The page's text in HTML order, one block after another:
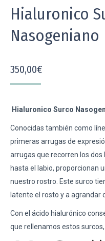
Hialuronico
Nasogeniano
350,00€
Hialuronico Surco
Conocidas también como
primeras arrugas de
arrugas que recorren los
hasta el labio, proporcionan
nuestro rostro. Este surco
latente el rosto y a agrandar
Con el ácido hialurónico
que rellenamos estos